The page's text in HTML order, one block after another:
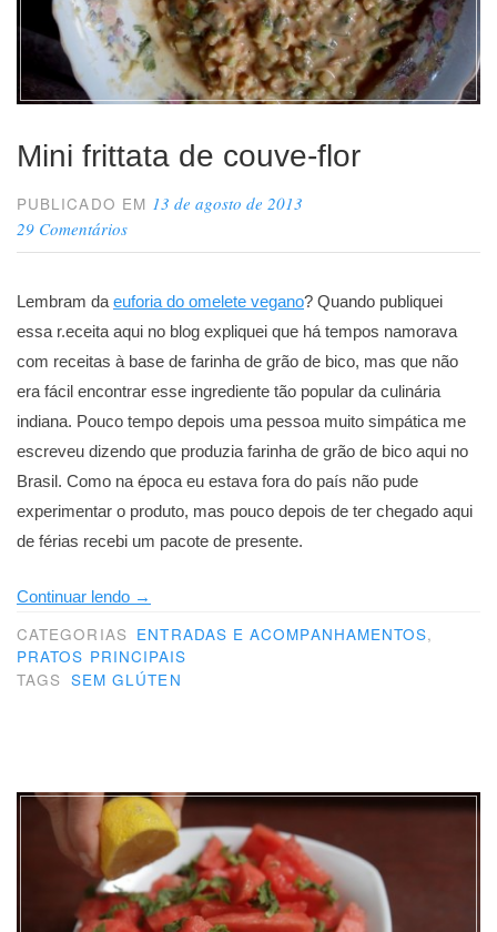
Mini frittata de couve-flor
PUBLICADO EM 13 de agosto de 2013
29 Comentários
Lembram da euforia do omelete vegano? Quando publiquei
essa r.eceita aqui no blog expliquei que há tempos namorava
com receitas à base de farinha de grão de bico, mas que não
era fácil encontrar esse ingrediente tão popular da culinária
indiana. Pouco tempo depois uma pessoa muito simpática me
escreveu dizendo que produzia farinha de grão de bico aqui no
Brasil. Como na época eu estava fora do país não pude
experimentar o produto, mas pouco depois de ter chegado aqui
de férias recebi um pacote de presente.
Continuar lendo “Mini
frittata
de
couve-
→
CATEGORIAS ENTRADAS E ACOMPANHAMENTOS,
PRATOS PRINCIPAIS
TAGS SEM GLÚTEN